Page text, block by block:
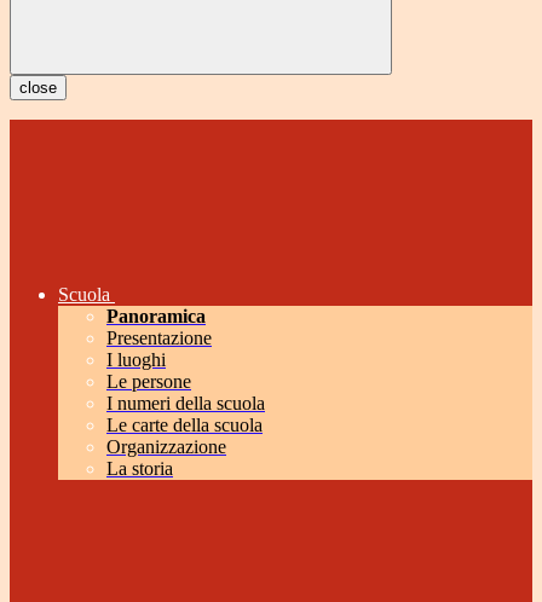
close
Scuola
Panoramica
Presentazione
I luoghi
Le persone
I numeri della scuola
Le carte della scuola
Organizzazione
La storia